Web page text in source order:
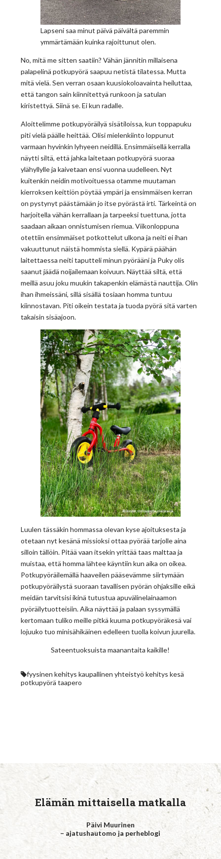
Lapseni saa minut päivä päivältä paremmin
ymmärtämään kuinka rajoittunut olen.
No, mitä me sitten saatiin? Vähän jännitin millaisena
palapelinä potkupyörä saapuu netistä tilatessa. Mutta
mitä vielä. Sen verran osaan kuusiokoloavainta heiluttaa,
että tangon sain kiinnitettyä runkoon ja satulan
kiristettyä. Siinä se. Ei kun radalle.
Aloittelimme potkupyöräilyä sisätiloissa, kun toppapuku
piti vielä päälle heittää. Olisi mielenkiinto loppunut
varmaan hyvinkin lyhyeen neidillä. Ensimmäisellä kerralla
näytti siltä, että jahka laitetaan potkupyörä suoraa
ylähyllylle ja kaivetaan ensi vuonna uudelleen. Nyt
kuitenkin neidin motivoituessa otamme muutaman
kierroksen keittiön pöytää ympäri ja ensimmäisen kerran
on pystynyt päästämään jo itse pyörästä irti. Tärkeintä on
harjoitella vähän kerrallaan ja tarpeeksi tuettuna, jotta
saadaan aikaan onnistumisen riemua. Viikonloppuna
otettiin ensimmäiset potkottelut ulkona ja neiti ei ihan
vakuuttunut näistä hommista siellä. Kypärä päähän
laitettaessa neiti taputteli minun pyörääni ja Puky olis
saanut jäädä noijailemaan koivuun. Näyttää siltä, että
meillä asuu joku muukin takapenkin elämästä nauttija. Olin
ihan ihmeissäni, sillä sisällä tosiaan homma tuntuu
kiinnostavan. Piti oikein testata ja tuoda pyörä sitä varten
takaisin sisäajoon.
Luulen tässäkin hommassa olevan kyse ajoituksesta ja
otetaan nyt kesänä missioksi ottaa pyörää tarjolle aina
silloin tällöin. Pitää vaan itsekin yrittää taas malttaa ja
muistaa, että homma lähtee käyntiin kun aika on oikea.
Potkupyöräilemällä haaveilen pääsevämme siirtymään
potkupyöräilystä suoraan tavallisen pyörän ohjaksille eikä
meidän tarvitsisi ikinä tutustua apuvälinelainaamon
pyöräilytuotteisiin. Aika näyttää ja palaan syssymällä
kertomaan tuliko meille pitkä kuuma potkupyöräkesä vai
lojuuko tuo minisähikäinen edelleen tuolla koivun juurella.
Sateentuoksuista maanantaita kaikille!
fyysinen kehitys kaupallinen yhteistyö kehitys kesä
potkupyörä taapero
Elämän mittaisella matkalla
Päivi Muurinen
– ajatushautomo ja perheblogi